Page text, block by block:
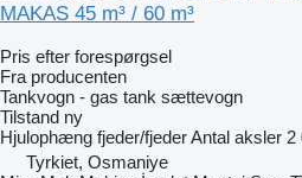
MAKAS 45 m³ / 60 m³
Pris efter forespørgsel
Fra producenten
Tankvogn - gas tank sættevogn
Tilstand ny
Hjulophæng fjeder/fjederAntal aksler 2
Tyrkiet, Osmaniye